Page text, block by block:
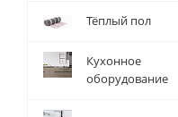
Тёплый пол
Кухонное
оборудование